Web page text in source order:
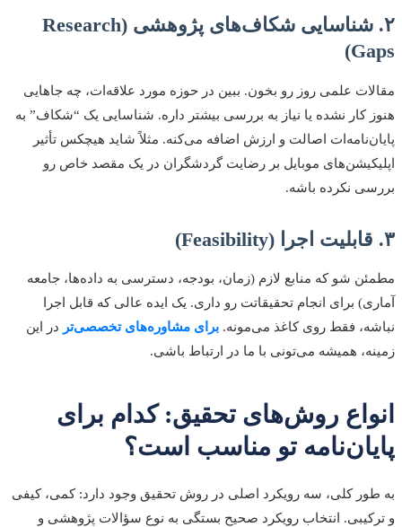
۲. شناسایی شکاف‌های پژوهشی (Research
Gaps)
مقالات علمی روز رو بخون. ببین در حوزه مورد علاقه‌ات، چه جاهایی
هنوز کار نشده یا نیاز به بررسی بیشتر داره. شناسایی یک “شکاف” به
پایان‌نامه‌ات اصالت و ارزش اضافه می‌کنه. مثلاً شاید هیچکس تأثیر
اپلیکیشن‌های موبایل بر رضایت گردشگران در یک مقصد خاص رو
بررسی نکرده باشه.
۳. قابلیت اجرا (Feasibility)
مطمئن شو که منابع لازم (زمان، بودجه، دسترسی به داده‌ها، جامعه
آماری) برای انجام تحقیقاتت رو داری. یک ایده عالی که قابل اجرا
نباشه، فقط روی کاغذ می‌مونه. برای مشاوره‌های تخصصی‌تر در این
زمینه، همیشه می‌تونی با ما در ارتباط باشی.
انواع روش‌های تحقیق: کدام برای
پایان‌نامه تو مناسب است؟
به طور کلی، سه رویکرد اصلی در روش تحقیق وجود دارد: کمی، کیفی
و ترکیبی. انتخاب رویکرد صحیح بستگی به نوع سؤالات پژوهشی و